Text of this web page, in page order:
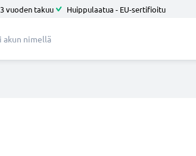
3 vuoden takuu Huippulaatua - EU-sertifioitu